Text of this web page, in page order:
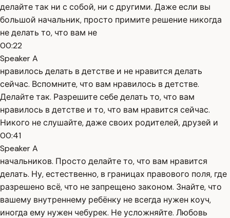
делайте так ни с собой, ни с другими. Даже если вы
большой начальник, просто примите решение никогда
не делать то, что вам не
00:22
Speaker A
нравилось делать в детстве и не нравится делать
сейчас. Вспомните, что вам нравилось в детстве.
Делайте так. Разрешите себе делать то, что вам
нравилось в детстве и то, что вам нравится сейчас.
Никого не слушайте, даже своих родителей, друзей и
00:41
Speaker A
начальников. Просто делайте то, что вам нравится
делать. Ну, естественно, в границах правового поля, где
разрешено всё, что не запрещено законом. Знайте, что
вашему внутреннему ребёнку не всегда нужен коуч,
иногда ему нужен чебурек. Не усложняйте. Любовь